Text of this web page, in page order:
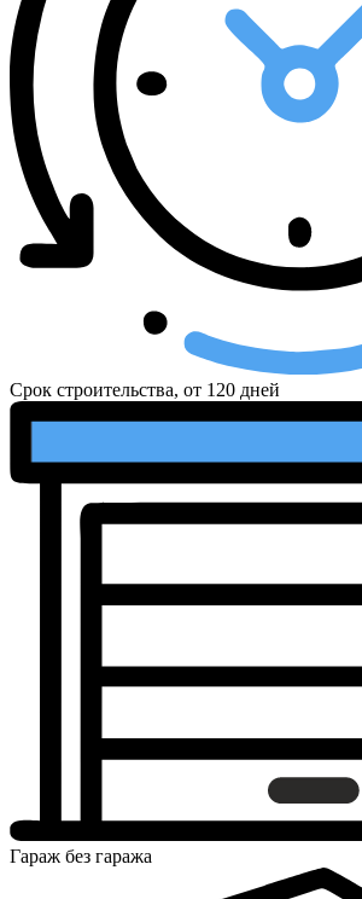
Срок строительства, от 120 дней
Гараж без гаража